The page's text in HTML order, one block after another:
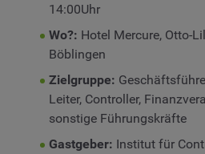
14:00Uhr
Wo?: Hotel Mercure, Otto-
Böblingen
Zielgruppe:
Leiter, Controller,
sonstige Führungskräfte
Gastgeber: Institut für